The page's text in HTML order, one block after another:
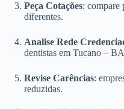
Peça Cotações: compare
diferentes.
Analise Rede
dentistas em Tucano –
Revise Carências:
reduzidas.